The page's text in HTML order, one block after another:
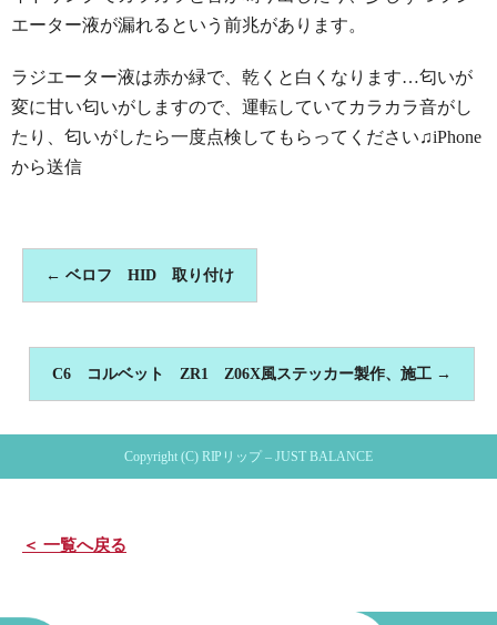
エーター液が漏れるという前兆があります。
ラジエーター液は赤か緑で、乾くと白くなります…匂いが
変に甘い匂いがしますので、運転していてカラカラ音がし
たり、匂いがしたら一度点検してもらってください♫iPhone
から送信
← ベロフ HID 取り付け
C6 コルベット ZR1 Z06X風ステッカー製作、施工 →
Copyright (C) RIPリップ – JUST BALANCE
＜ 一覧へ戻る